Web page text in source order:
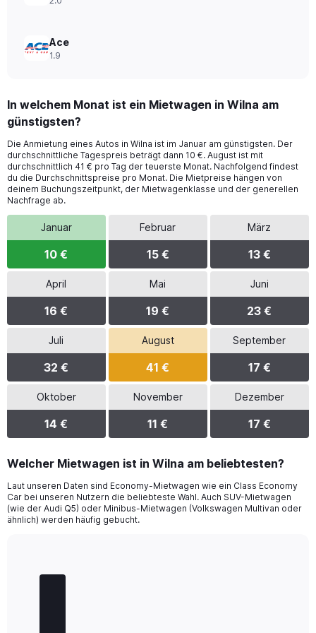
Ace
1.9
In welchem Monat ist ein Mietwagen in Wilna am
günstigsten?
Die Anmietung eines Autos in Wilna ist im Januar am günstigsten. Der
durchschnittliche Tagespreis beträgt dann 10 €. August ist mit
durchschnittlich 41 € pro Tag der teuerste Monat. Nachfolgend findest
du die Durchschnittspreise pro Monat. Die Mietpreise hängen von
deinem Buchungszeitpunkt, der Mietwagenklasse und der generellen
Nachfrage ab.
Januar
10 €
Februar
15 €
März
13 €
April
16 €
Mai
19 €
Juni
23 €
Juli
32 €
August
41 €
September
17 €
Oktober
14 €
November
11 €
Dezember
17 €
Welcher Mietwagen ist in Wilna am beliebtesten?
Laut unseren Daten sind Economy-Mietwagen wie ein Class Economy
Car bei unseren Nutzern die beliebteste Wahl. Auch SUV-Mietwagen
(wie der Audi Q5) oder Minibus-Mietwagen (Volkswagen Multivan oder
ähnlich) werden häufig gebucht.
chart
graphic.